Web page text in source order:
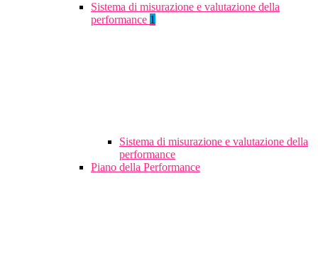
Sistema di misurazione e valutazione della
performance 1
Sistema di misurazione e valutazione della
performance
Piano della Performance